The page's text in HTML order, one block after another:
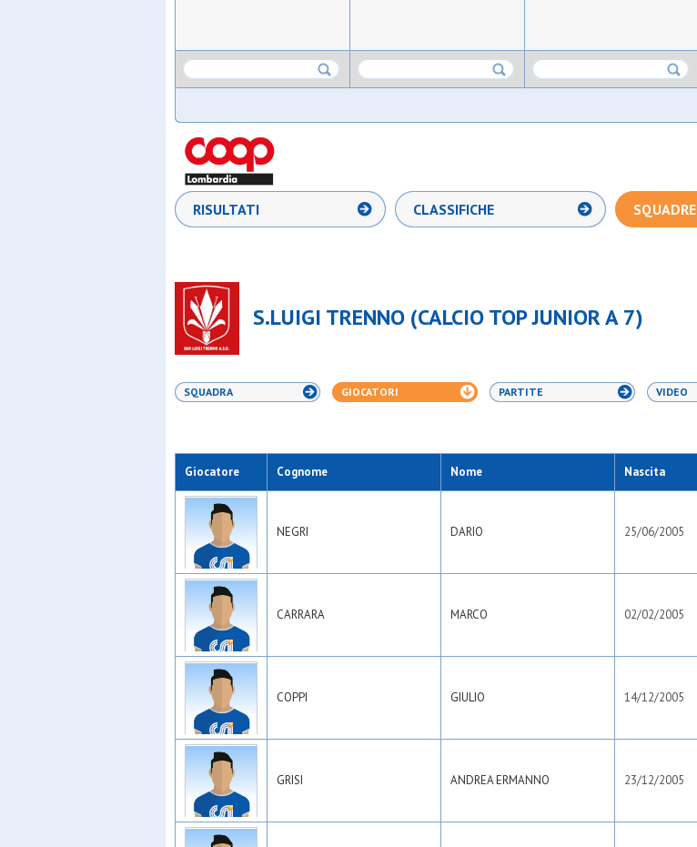
RISULTATI CLASSIFICHE SQUADRE
S.LUIGI TRENNO (CALCIO TOP JUNIOR A 7)
SQUADRA GIOCATORI PARTITE VIDEO
Giocatore Cognome Nome Nascita
NEGRI DARIO 25/06/2005
CARRARA MARCO 02/02/2005
COPPI GIULIO 14/12/2005
GRISI ANDREA ERMANNO 23/12/2005